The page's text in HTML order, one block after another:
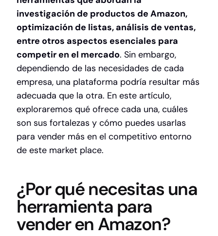
investigación de productos de Amazon,
optimización de listas, análisis de ventas,
entre otros aspectos esenciales para
competir en el mercado. Sin embargo,
dependiendo de las necesidades de cada
empresa, una plataforma podría resultar más
adecuada que la otra. En este artículo,
exploraremos qué ofrece cada una, cuáles
son sus fortalezas y cómo puedes usarlas
para vender más en el competitivo entorno
de este market place.
¿Por qué necesitas una
herramienta para
vender en Amazon?